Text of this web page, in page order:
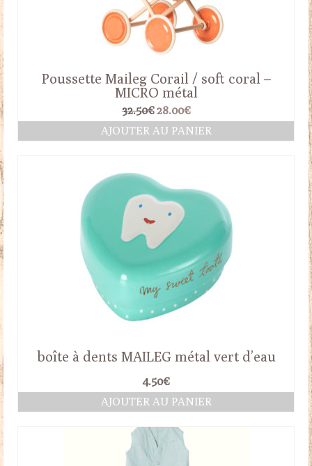
Poussette Maileg Corail / soft coral –
MICRO métal
32.50€ Le
prix
initial
28.00€Le
prix
actuel
AJOUTER AU PANIER
boîte à dents MAILEG métal vert d’eau
4.50€
AJOUTER AU PANIER